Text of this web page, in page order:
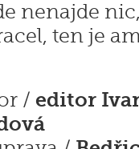
nenajde
ten je
/ editor